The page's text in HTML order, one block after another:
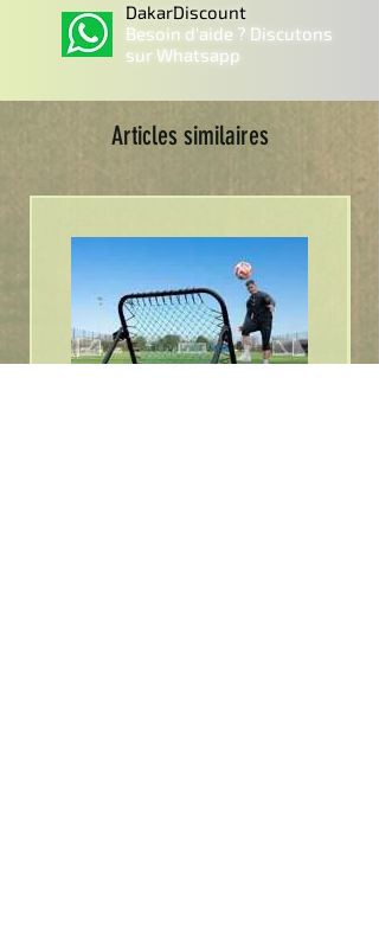
DakarDiscount
Besoin d'aide ? Discutons
sur Whatsapp
Articles similaires